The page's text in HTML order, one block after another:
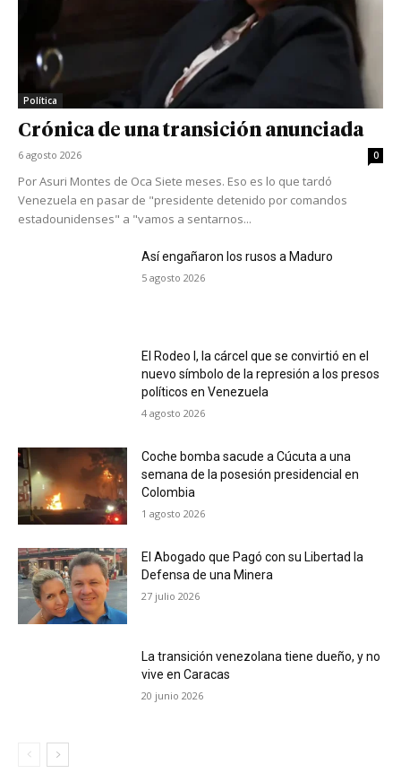
Política
Crónica de una transición anunciada
6 agosto 2026 0
Por Asuri Montes de Oca Siete meses. Eso es lo que tardó
Venezuela en pasar de "presidente detenido por comandos
estadounidenses" a "vamos a sentarnos...
Así engañaron los rusos a Maduro
5 agosto 2026
El Rodeo I, la cárcel que se convirtió en el
nuevo símbolo de la represión a los presos
políticos en Venezuela
4 agosto 2026
Coche bomba sacude a Cúcuta a una
semana de la posesión presidencial en
Colombia
1 agosto 2026
El Abogado que Pagó con su Libertad la
Defensa de una Minera
27 julio 2026
La transición venezolana tiene dueño, y no
vive en Caracas
20 junio 2026